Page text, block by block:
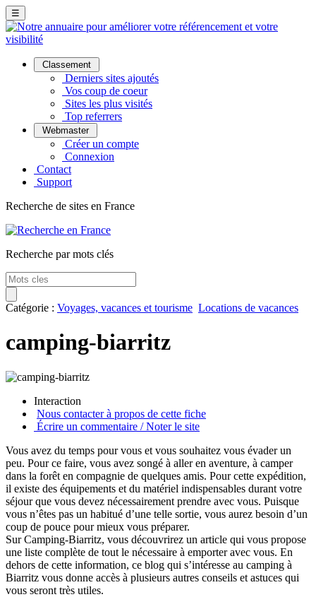
☰
Classement
Derniers sites ajoutés
Vos coup de coeur
Sites les plus visités
Top referrers
Webmaster
Créer un compte
Connexion
Contact
Support
Recherche de sites en France
Recherche par mots clés
Catégorie : Voyages, vacances et tourisme Locations de vacances
camping-biarritz
Interaction
Nous contacter à propos de cette fiche
Écrire un commentaire / Noter le site
Vous avez du temps pour vous et vous souhaitez vous évader un
peu. Pour ce faire, vous avez songé à aller en aventure, à camper
dans la forêt en compagnie de quelques amis. Pour cette expédition,
il existe des équipements et du matériel indispensables durant votre
séjour que vous devez nécessairement prendre avec vous. Puisque
vous n’êtes pas un habitué d’une telle sortie, vous aurez besoin d’un
coup de pouce pour mieux vous préparer.
Sur Camping-Biarritz, vous découvrirez un article qui vous propose
une liste complète de tout le nécessaire à emporter avec vous. En
dehors de cette information, ce blog qui s’intéresse au camping à
Biarritz vous donne accès à plusieurs autres conseils et astuces qui
vous seront très utiles.